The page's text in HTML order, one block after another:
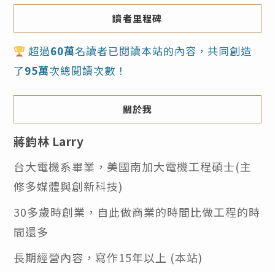
讀者里程碑
超過60萬名讀者已閱讀本站的內容，共同創造
了95萬次總閱讀次數！
關於我
蔣鈞林 Larry
台大電機系畢業，美國南加大電機工程碩士(主
修多媒體與創新科技)
30多歲時創業，自此做商業的時間比做工程的時
間還多
長期經營內容，寫作15年以上 (本站)